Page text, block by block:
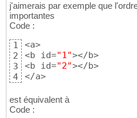
j'aimerais par exemple que
importantes
Code :
1
2
3
4
<a>
<b id="1"></b>
<b id="2"></b>
</a>
est équivalent à
Code :